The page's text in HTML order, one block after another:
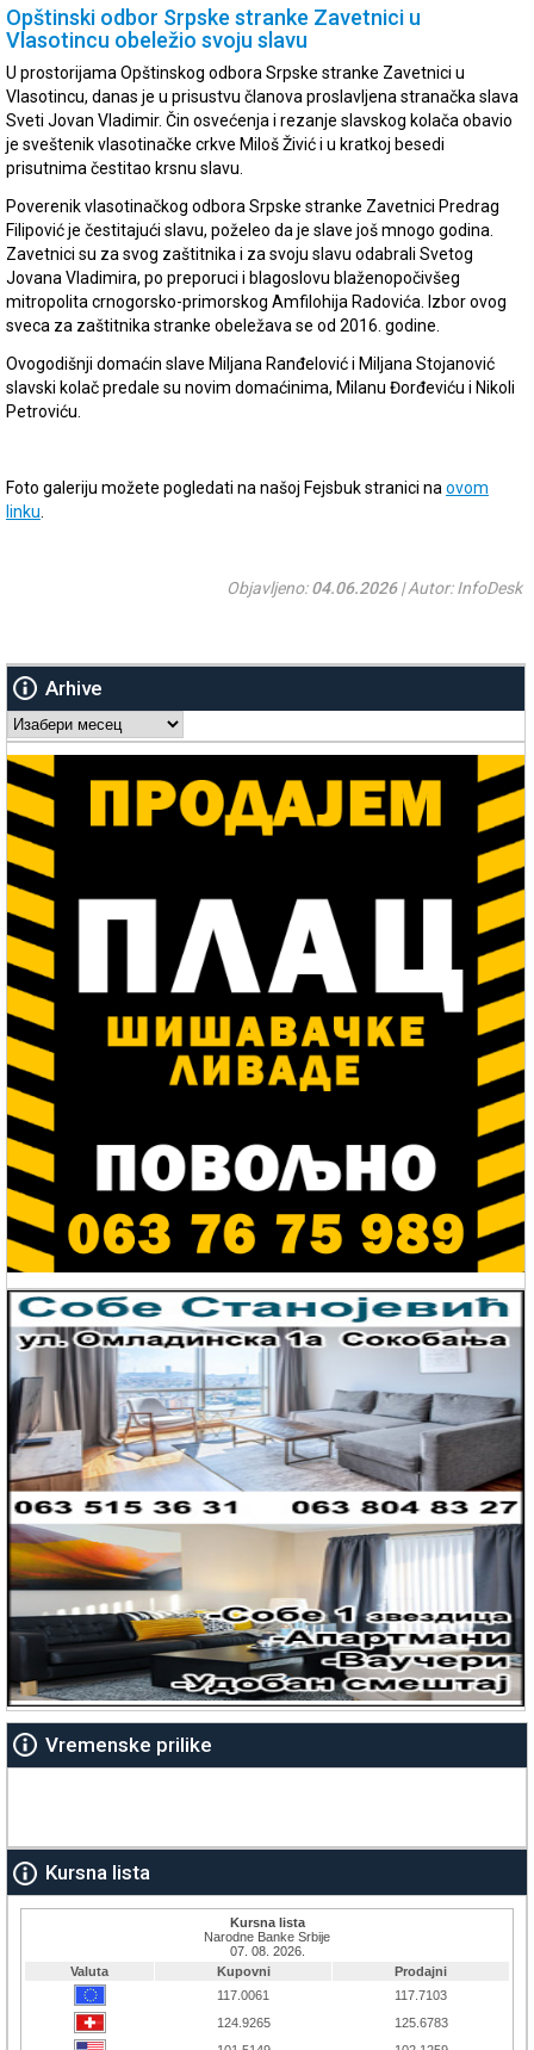
Opštinski odbor Srpske stranke Zavetnici u
Vlasotincu obeležio svoju slavu
U prostorijama Opštinskog odbora Srpske stranke Zavetnici u
Vlasotincu, danas je u prisustvu članova proslavljena stranačka slava
Sveti Jovan Vladimir. Čin osvećenja i rezanje slavskog kolača obavio
je sveštenik vlasotinačke crkve Miloš Živić i u kratkoj besedi
prisutnima čestitao krsnu slavu.
Poverenik vlasotinačkog odbora Srpske stranke Zavetnici Predrag
Filipović je čestitajući slavu, poželeo da je slave još mnogo godina.
Zavetnici su za svog zaštitnika i za svoju slavu odabrali Svetog
Jovana Vladimira, po preporuci i blagoslovu blaženopočivšeg
mitropolita crnogorsko-primorskog Amfilohija Radovića. Izbor ovog
sveca za zaštitnika stranke obeležava se od 2016. godine.
Ovogodišnji domaćin slave Miljana Ranđelović i Miljana Stojanović
slavski kolač predale su novim domaćinima, Milanu Đorđeviću i Nikoli
Petroviću.
Foto galeriju možete pogledati na našoj Fejsbuk stranici na ovom
linku
Objavljeno:04.06.2026| Autor: InfoDesk
Arhive
Arhive
Vremenske prilike
Kursna lista